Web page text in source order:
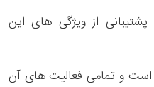
از ویژگی های این
است و تمامی فعالیت های آن